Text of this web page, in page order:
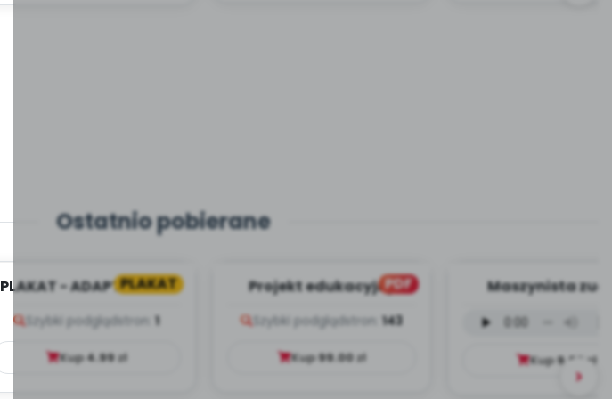
Ostatnio pobierane
PLAKAT
PLAKAT - ADAPTACJA -
Szybki podglądstron: 1
Kup4.99zł
PDF
Projekt edukacyjny
Szybki podglądstron: 143
Kup99.00zł
Maszynista
mp3)
Kup9.99 zł